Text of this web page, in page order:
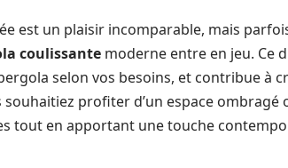
est un plaisir incomparable, mais
coulissante moderne entre en jeu. Ce
selon vos besoins, et contribue à
profiter d’un espace ombragé
tout en apportant une touche